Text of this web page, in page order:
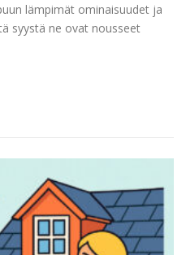
lämpimät ominaisuudet ja
syystä ne ovat nousseet